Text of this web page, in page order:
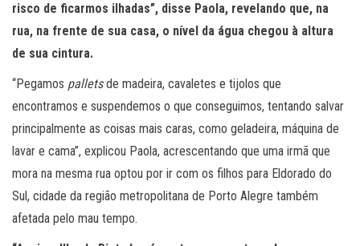
risco de ficarmos ilhadas”, disse Paola, revelando que, na
rua, na frente de sua casa, o nível da água chegou à altura
de sua cintura.
“Pegamos palletsde madeira, cavaletes e tijolos que
encontramos e suspendemos o que conseguimos, tentando salvar
principalmente as coisas mais caras, como geladeira, máquina de
lavar e cama”, explicou Paola, acrescentando que uma irmã que
mora na mesma rua optou por ir com os filhos para Eldorado do
Sul, cidade da região metropolitana de Porto Alegre também
afetada pelo mau tempo.